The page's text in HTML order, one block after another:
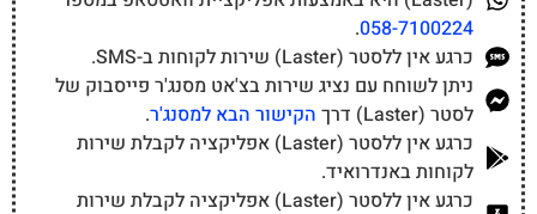
058-7100224
.
כרגע אין ללסטר (Laster) שירות לקוחות ב-SMS.
ניתן לשוחח עם נציג שירות בצ'אט מסנג'ר פייסבוק של
לסטר (Laster) דרך
הקישור הבא למסנג'ר.
כרגע אין ללסטר (Laster) אפליקציה לקבלת שירות
לקוחות באנדרואיד.
כרגע אין ללסטר (Laster) אפליקציה לקבלת שירות